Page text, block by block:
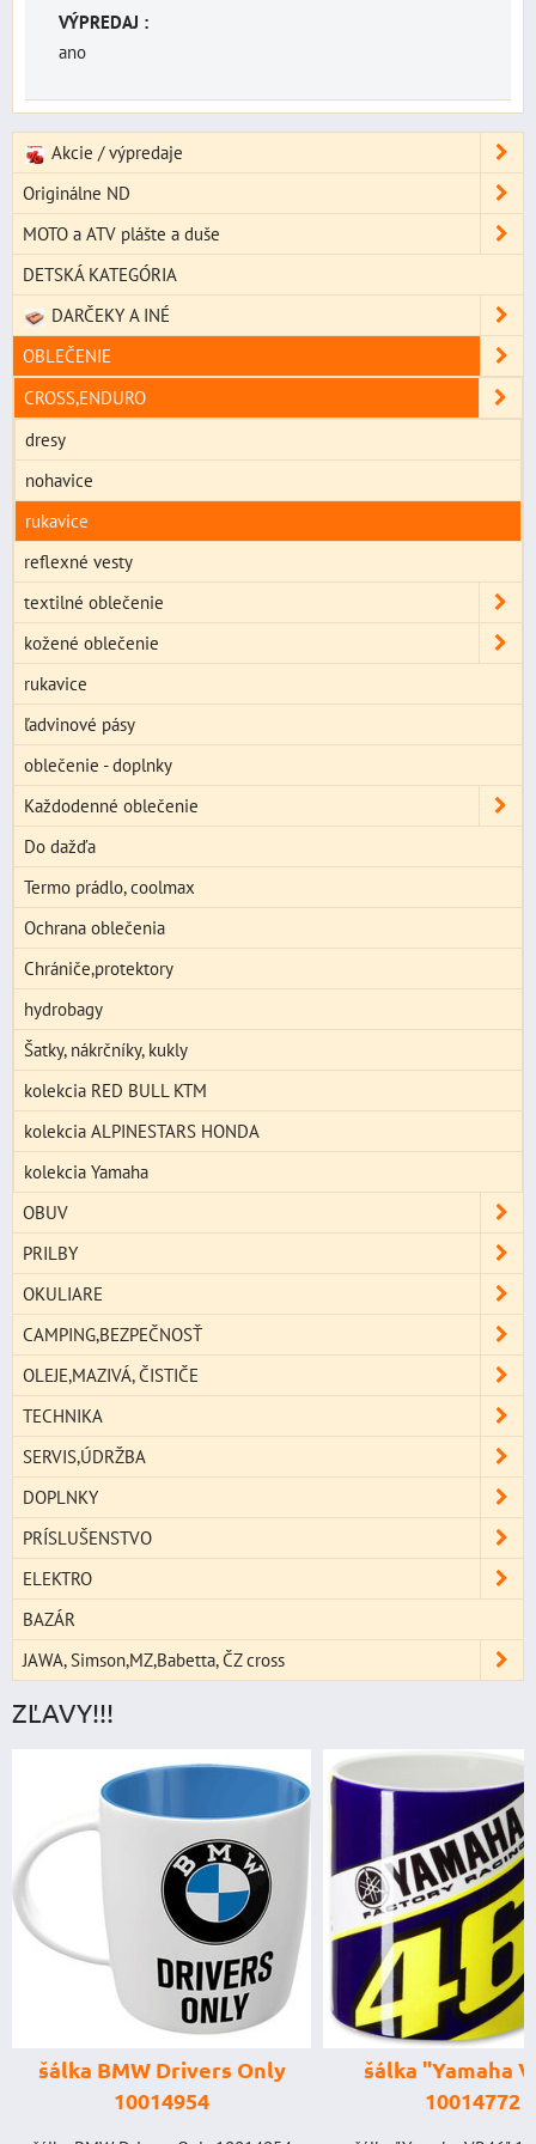
VÝPREDAJ :
ano
Akcie / výpredaje
Originálne ND
MOTO a ATV plášte a duše
DETSKÁ KATEGÓRIA
DARČEKY A INÉ
OBLEČENIE
CROSS,ENDURO
dresy
nohavice
rukavice
reflexné vesty
textilné oblečenie
kožené oblečenie
rukavice
ľadvinové pásy
oblečenie - doplnky
Každodenné oblečenie
Do dažďa
Termo prádlo, coolmax
Ochrana oblečenia
Chrániče,protektory
hydrobagy
Šatky, nákrčníky, kukly
kolekcia RED BULL KTM
kolekcia ALPINESTARS HONDA
kolekcia Yamaha
OBUV
PRILBY
OKULIARE
CAMPING,BEZPEČNOSŤ
OLEJE,MAZIVÁ, ČISTIČE
TECHNIKA
SERVIS,ÚDRŽBA
DOPLNKY
PRÍSLUŠENSTVO
ELEKTRO
BAZÁR
JAWA, Simson,MZ,Babetta, ČZ cross
ZĽAVY!!!
šálka "Yamaha VR46"
10014772
štartovací
digitálnym
power banka,
prúd 4000 A,
GENIUS
GB150